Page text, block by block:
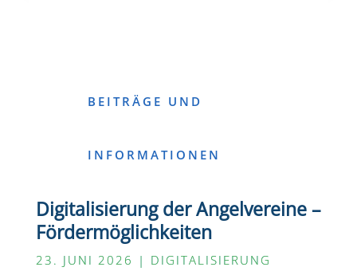
BEITRÄGE UND
INFORMATIONEN
Digitalisierung der Angelvereine –
Fördermöglichkeiten
23. JUNI 2026 | DIGITALISIERUNG